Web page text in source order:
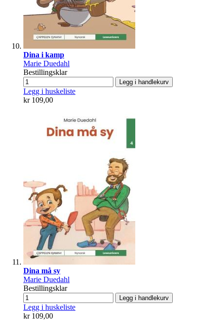
Dina i kamp
Marie Duedahl
Bestillingsklar
Legg i handlekurv
Legg i huskeliste
kr 109,00
Dina må sy
Marie Duedahl
Bestillingsklar
Legg i handlekurv
Legg i huskeliste
kr 109,00